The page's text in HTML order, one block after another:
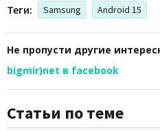
Теги: Samsung Android 15
Не пропусти другие
bigmir)net в facebook
Статьи по теме